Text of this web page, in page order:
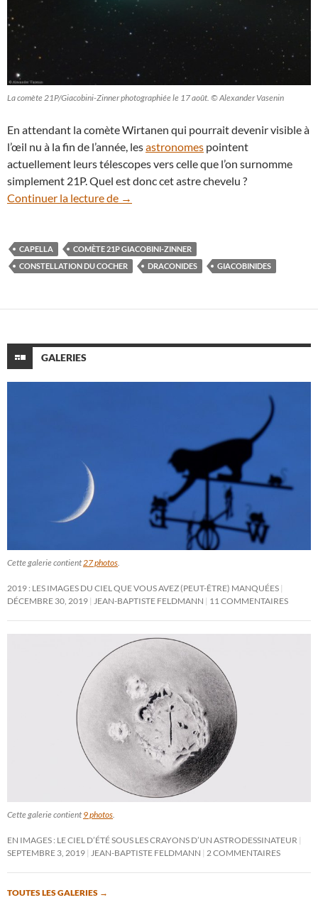
La comète 21P/Giacobini-Zinner photographiée le 17 août. © Alexander Vasenin
En attendant la comète Wirtanen qui pourrait devenir visible à
l’œil nu à la fin de l’année, lesastronomes pointent
actuellement leurs télescopes vers celle que l’on surnomme
simplement 21P. Quel est donc cet astre chevelu ?
Continuer la lecture de Suivez le passage de la comète 21P/
→
CAPELLA
COMÈTE 21P GIACOBINI-ZINNER
CONSTELLATION DU COCHER
DRACONIDES GIACOBINIDES
GALERIES
Cette galerie contient 27 photos
2019 : LES IMAGES DU CIEL QUE VOUS AVEZ (PEUT-ÊTRE) MANQUÉES
DÉCEMBRE 30, 2019
JEAN-BAPTISTE FELDMANN 11 COMMENTAIRES
Cette galerie contient 9 photos
EN IMAGES : LE CIEL D’ÉTÉ SOUS LES CRAYONS D’UN ASTRODESSINATEUR
SEPTEMBRE 3, 2019
JEAN-BAPTISTE FELDMANN 2 COMMENTAIRES
TOUTES LES GALERIES →